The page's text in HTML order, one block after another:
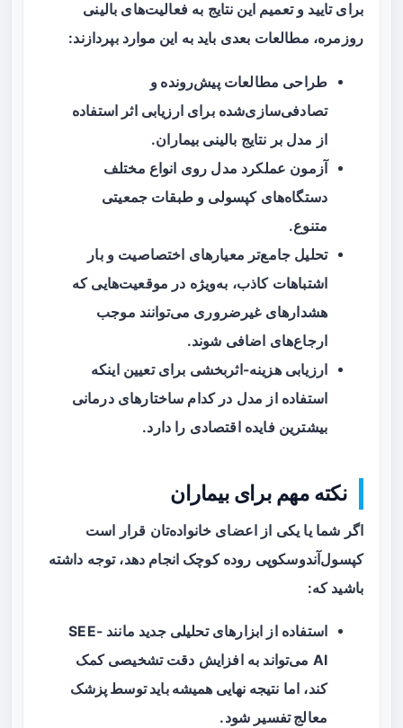
برای تایید و تعمیم این نتایج به فعالیت‌های بالینی
روزمره، مطالعات بعدی باید به این موارد بپردازند:
طراحی مطالعاتپیش‌رونده و
تصادفی‌سازی‌شده برای ارزیابی اثر استفاده
از مدل بر نتایج بالینی بیماران.
آزمون عملکرد مدل روی انواع مختلف
دستگاه‌های کپسولی و طبقات جمعیتی
متنوع.
تحلیل جامع‌تر معیارهای اختصاصیت و بار
اشتباهات کاذب، به‌ویژه در موقعیت‌هایی که
هشدارهای غیرضروری می‌توانند موجب
ارجاع‌های اضافی شوند.
ارزیابی هزینه-اثربخشی برای تعیین اینکه
استفاده از مدل در کدام ساختارهای درمانی
بیشترین فایده اقتصادی را دارد.
نکته مهم برای بیماران
اگر شما یا یکی از اعضای خانواده‌تان قرار است
کپسول‌آندوسکوپی روده کوچک انجام دهد، توجه داشته
باشید که:
استفاده از ابزارهای تحلیلی جدید مانند SEE-
AI می‌تواند به افزایش دقت تشخیصی کمک
کند، اما نتیجه نهایی همیشه باید توسط پزشک
معالج تفسیر شود.